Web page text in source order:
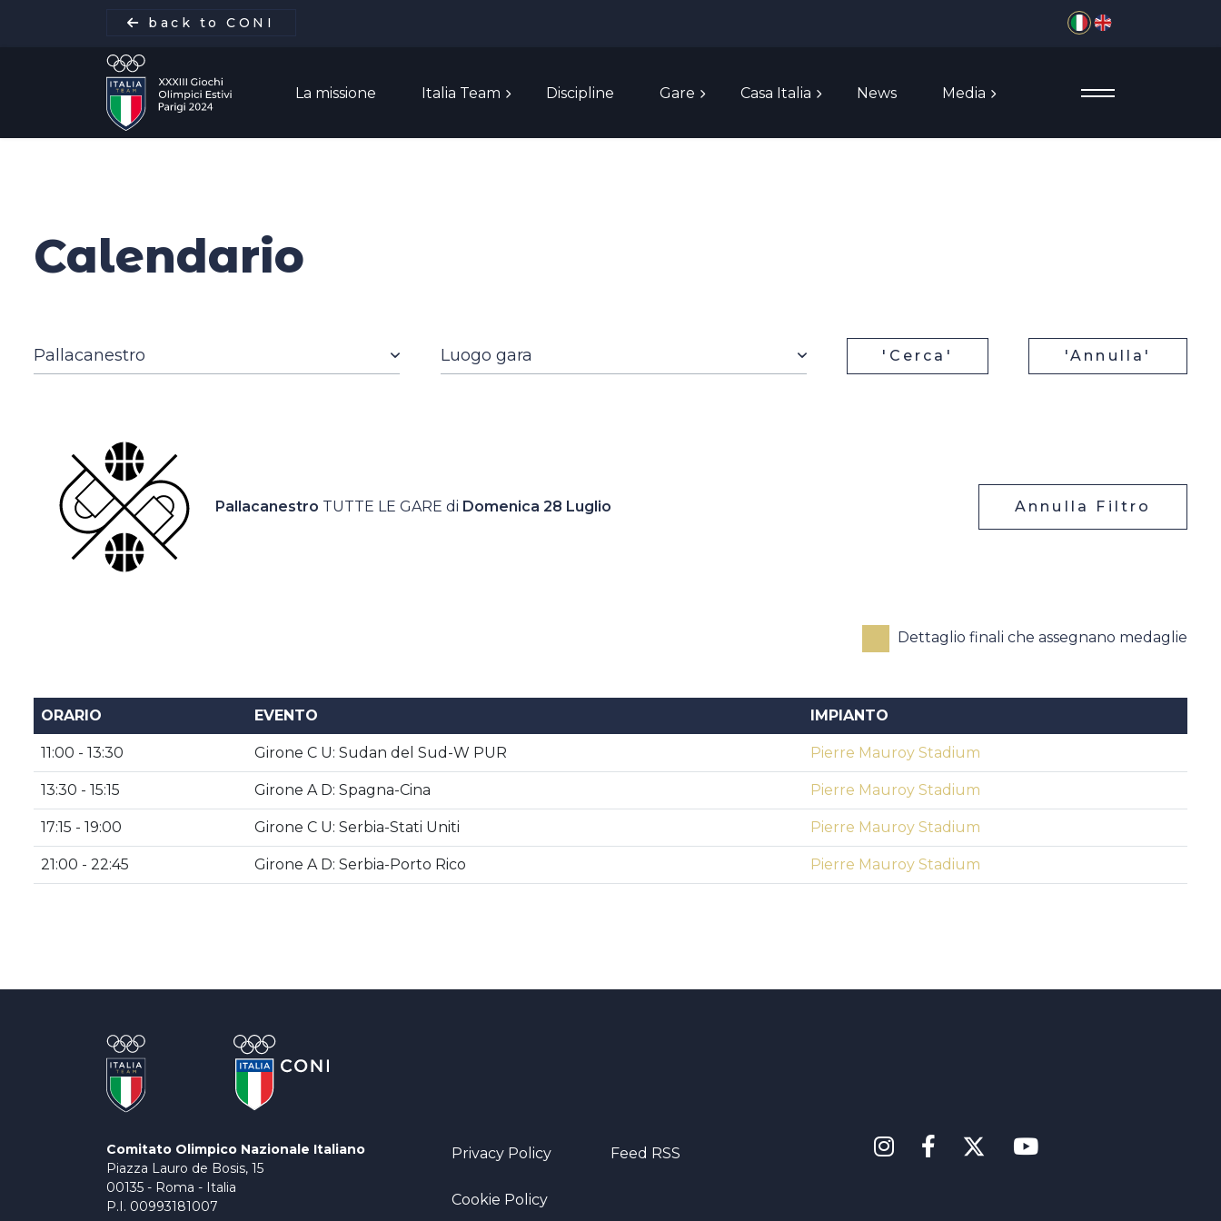
back to CONI Seleziona la tua lingua
La missione Italia Team Discipline Gare Casa Italia News Media
Italia Team
Gare
News
Media
Calendario
'Cerca' 'Annulla'
Pallacanestro TUTTE LE GARE di Domenica 28 Luglio Annulla Filtro
Dettaglio finali che assegnano medaglie
ORARIO EVENTO IMPIANTO
11:00 - 13:30 Girone C U: Sudan del Sud-W PUR Pierre Mauroy Stadium
13:30 - 15:15 Girone A D: Spagna-Cina Pierre Mauroy Stadium
17:15 - 19:00 Girone C U: Serbia-Stati Uniti Pierre Mauroy Stadium
21:00 - 22:45 Girone A D: Serbia-Porto Rico Pierre Mauroy Stadium
Comitato Olimpico Nazionale Italiano
Piazza Lauro de Bosis, 15
00135 - Roma - Italia
P.I. 00993181007
Privacy Policy Feed RSS
Cookie Policy